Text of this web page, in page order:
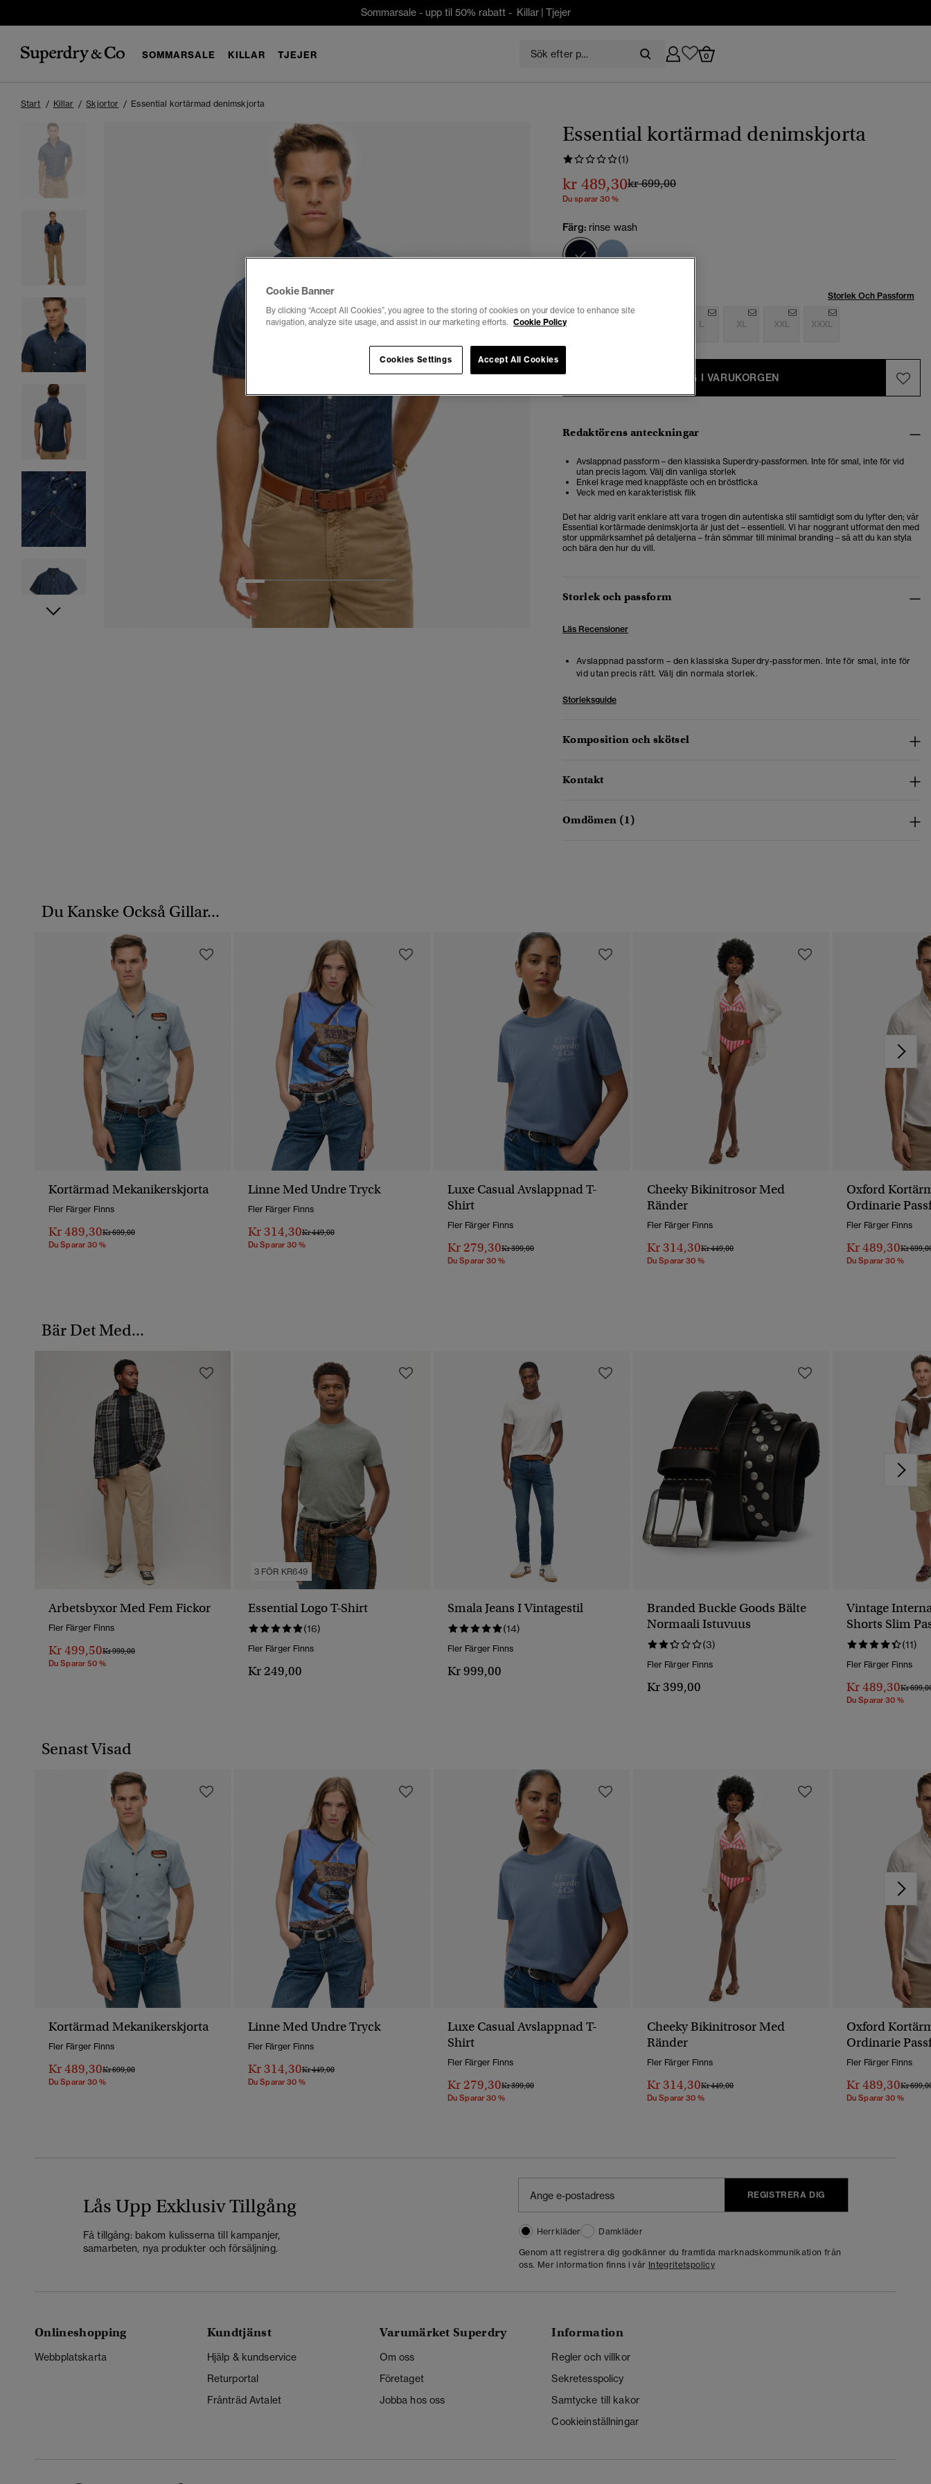
Sommarsale - upp til 50% rabatt - Killar| Tjejer
SOMMARSALE KILLAR TJEJER 0
Start Killar Skjortor Essential kortärmad denimskjorta
4 6
Essential kortärmad denimskjorta
(1)
kr 489,30Pris reducerat från
kr 699,00till
Du sparar 30 %
Färg: rinse wash
vald
Storlek Och Passform
L XL XXL XXXL
LÄGG I VARUKORGEN
Redaktörens anteckningar
Avslappnad passform – den klassiska Superdry-passformen. Inte för smal, inte för vid
utan precis lagom. Välj din vanliga storlek
Enkel krage med knappfäste och en bröstficka
Veck med en karakteristisk flik
Det har aldrig varit enklare att vara trogen din autentiska stil samtidigt som du lyfter den; vår
Essential kortärmade denimskjorta är just det – essentiell. Vi har noggrant utformat den med
stor uppmärksamhet på detaljerna – från sömmar till minimal branding – så att du kan styla
och bära den hur du vill.
Storlek och passform
Läs Recensioner
Avslappnad passform – den klassiska Superdry-passformen. Inte för smal, inte för
vid utan precis rätt. Välj din normala storlek.
Storleksguide
Komposition och skötsel
Kontakt
Omdömen (1)
Du Kanske Också Gillar...
Kortärmad Mekanikerskjorta
Fler Färger Finns
Kr 489,30Pris Reducerat Från
Kr 699,00Till
Du Sparar 30 %
Linne Med Undre Tryck
Fler Färger Finns
Kr 314,30Pris Reducerat Från
Kr 449,00Till
Du Sparar 30 %
Luxe Casual Avslappnad T-
Shirt
Fler Färger Finns
Kr 279,30Pris Reducerat Från
Kr 399,00Till
Du Sparar 30 %
Cheeky Bikinitrosor Med
Ränder
Fler Färger Finns
Kr 314,30Pris Reducerat Från
Kr 449,00Till
Du Sparar 30 %
Oxford
Ordinarie
Fler Färger Finns
Kr 489,30Pris
Kr
Du Sparar 30 %
Bär Det Med...
Arbetsbyxor Med Fem Fickor
Fler Färger Finns
Kr 499,50Pris Reducerat Från
Kr 999,00Till
Du Sparar 50 %
3 FÖR KR649
Essential Logo T-Shirt
(16)
Fler Färger Finns
Kr 249,00
Smala Jeans I Vintagestil
(14)
Fler Färger Finns
Kr 999,00
Branded Buckle Goods Bälte
Normaali Istuvuus
(3)
Fler Färger Finns
Kr 399,00
Vintage
Shorts Slim
(11)
Fler Färger Finns
Kr 489,30Pris
Kr
Du Sparar 30 %
Senast Visad
Kortärmad Mekanikerskjorta
Fler Färger Finns
Kr 489,30Pris Reducerat Från
Kr 699,00Till
Du Sparar 30 %
Linne Med Undre Tryck
Fler Färger Finns
Kr 314,30Pris Reducerat Från
Kr 449,00Till
Du Sparar 30 %
Luxe Casual Avslappnad T-
Shirt
Fler Färger Finns
Kr 279,30Pris Reducerat Från
Kr 399,00Till
Du Sparar 30 %
Cheeky Bikinitrosor Med
Ränder
Fler Färger Finns
Kr 314,30Pris Reducerat Från
Kr 449,00Till
Du Sparar 30 %
Oxford
Ordinarie
Fler Färger Finns
Kr 489,30Pris
Kr
Du Sparar 30 %
Lås Upp Exklusiv Tillgång
Få tillgång: bakom kulisserna till kampanjer,
samarbeten, nya produkter och försäljning.
REGISTRERA DIG
Herrkläder
Damkläder
Genom att registrera dig godkänner du framtida marknadskommunikation från
oss. Mer information finns i vår Integritetspolicy
Onlineshopping
Webbplatskarta
Kundtjänst
Hjälp & kundservice
Returportal
Frånträd Avtalet
Varumärket Superdry
Om oss
Företaget
Jobba hos oss
Information
Regler och villkor
Sekretesspolicy
Samtycke till kakor
Cookieinställningar
Cookie Banner
By clicking “Accept All Cookies”, you agree to the storing of cookies on your device to enhance site
navigation, analyze site usage, and assist in our marketing efforts. Cookie Policy
Accept All Cookies
Cookies Settings